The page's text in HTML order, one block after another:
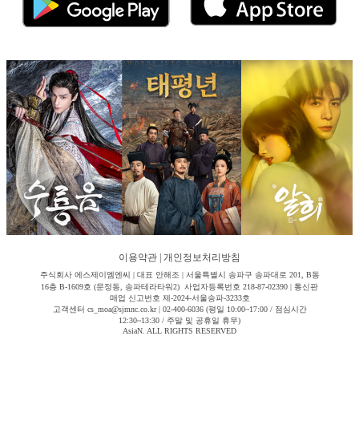
이용약관 개인정보처리방침
주식회사 에스제이엠엔씨 | 대표 안해조 | 서울특별시 송파구 송파대로 201, B동
16층 B-1609호 (문정동, 송파테라타워2) 사업자등록번호 218-87-02390 | 통신판
매업 신고번호 제-2024-서울송파-3233호
고객센터 cs_moa@sjmnc.co.kr | 02-400-6036 (평일 10:00~17:00 / 점심시간
12:30~13:30 / 주말 및 공휴일 휴무)
AsiaN. ALL RIGHTS RESERVED